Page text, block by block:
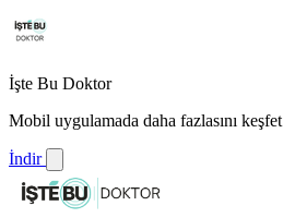
İşte Bu Doktor
Mobil uygulamada daha fazlasını keşfet
İndir